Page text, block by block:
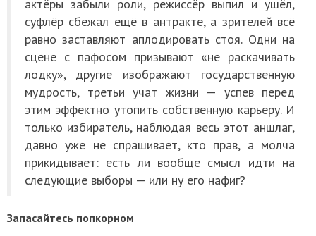
актёры забыли роли, режиссёр выпил и ушёл,
суфлёр сбежал ещё в антракте, а зрителей всё
равно заставляют аплодировать стоя. Одни на
сцене с пафосом призывают «не раскачивать
лодку», другие изображают государственную
мудрость, третьи учат жизни — успев перед
этим эффектно утопить собственную карьеру. И
только избиратель, наблюдая весь этот аншлаг,
давно уже не спрашивает, кто прав, а молча
прикидывает: есть ли вообще смысл идти на
следующие выборы — или ну его нафиг?
Запасайтесь попкорном